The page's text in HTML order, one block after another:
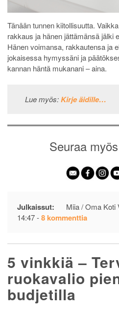
Tänään tunnen kiitollisuutta.
rakkaus ja hänen jättämänsä jälki
Hänen voimansa, rakkautensa ja
jokaisessa hymyssäni ja
kannan häntä mukanani – aina.
Lue myös:Kirje äidille…
Seuraa
Julkaissut: Miia / Oma Koti
14:47-8 kommenttiaartikkeliin
ilo
pienistä
hetkistä
5 vinkkiä –
ruokavalio
budjetilla